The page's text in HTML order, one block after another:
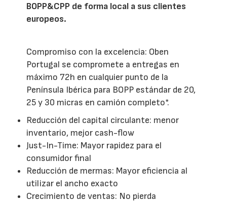
BOPP&CPP de forma local a sus clientes
europeos.
Compromiso con la excelencia: Oben
Portugal se compromete a entregas en
máximo 72h en cualquier punto de la
Península Ibérica para BOPP estándar de 20,
25 y 30 micras en camión completo*.
Reducción del capital circulante: menor
inventario, mejor cash-flow
Just-In-Time: Mayor rapidez para el
consumidor final
Reducción de mermas: Mayor eficiencia al
utilizar el ancho exacto
Crecimiento de ventas: No pierda